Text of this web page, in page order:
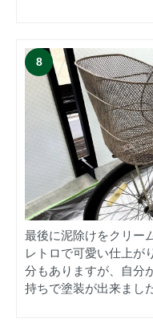
最後に泥除けをクリー
レトロで可愛い仕上が
分もありますが、自分
持ちで塗装が出来ました